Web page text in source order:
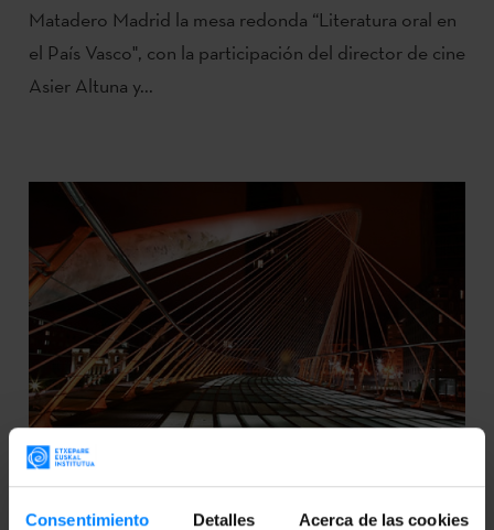
Consentimiento Detalles Acerca de las cookies
Matadero Madrid la mesa redonda “Literatura oral en
el País Vasco", con la participación del director de cine
Asier Altuna y...